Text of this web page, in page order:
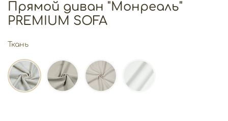
Прямой диван "Монреаль"
PREMIUM SOFA
Ткань